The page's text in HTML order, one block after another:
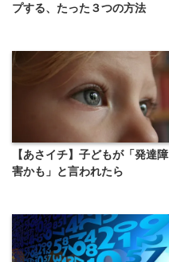
プする、たった３つの方法
【あさイチ】子どもが「発達障
害かも」と言われたら